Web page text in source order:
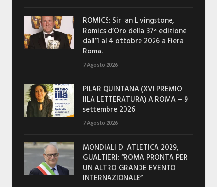
ROMICS: Sir Ian Livingstone,
Romics d’Oro della 37^ edizione
dall’1 al 4 ottobre 2026 a Fiera
Roma.
7 Agosto 2026
PILAR QUINTANA (XVI PREMIO
IILA LETTERATURA) A ROMA – 9
settembre 2026
7 Agosto 2026
MONDIALI DI ATLETICA 2029,
GUALTIERI: “ROMA PRONTA PER
UN ALTRO GRANDE EVENTO
INTERNAZIONALE”